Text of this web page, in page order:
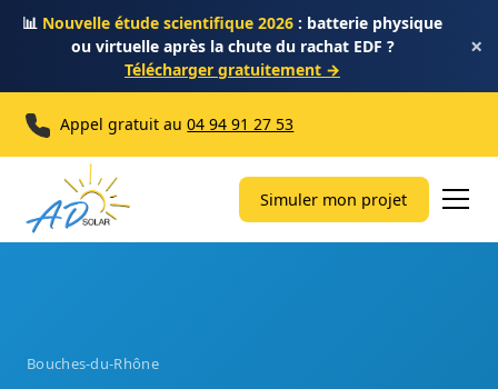
📊 Nouvelle étude scientifique 2026 : batterie physique
ou virtuelle après la chute du rachat EDF ?
Télécharger gratuitement →
×
Appel gratuit au04 94 91 27 53
Simuler mon projet
Bouches-du-Rhône